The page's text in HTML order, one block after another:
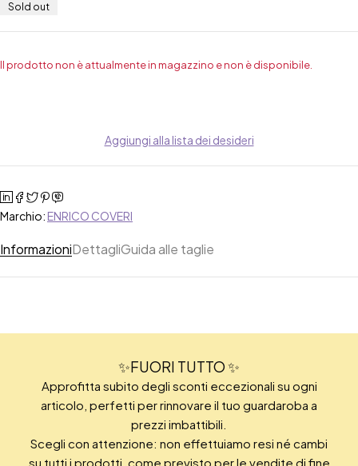
Sold out
Il prodotto non è attualmente in magazzino e non è disponibile.
Aggiungi alla lista dei desideri
Marchio: ENRICO COVERI
InformazioniDettagliGuida alle taglie
✨FUORI TUTTO ✨
Approfitta subito degli sconti eccezionali su ogni
articolo, perfetti per rinnovare il tuo guardaroba a
prezzi imbattibili.
Scegli con attenzione: non effettuiamo resi né cambi
su tutti i prodotti, come previsto per le vendite di fine